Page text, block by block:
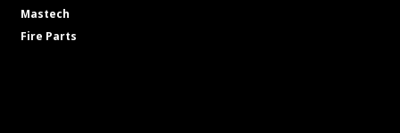
Mastech
Fire Parts